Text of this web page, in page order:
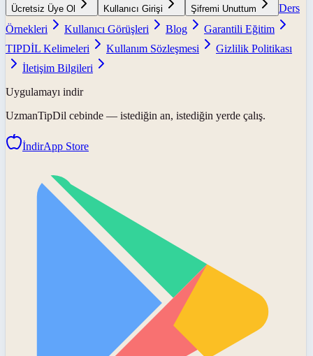
Ücretsiz Üye Ol Kullanıcı Girişi Şifremi Unuttum
Ders
Örnekleri
Kullanıcı Görüşleri Blog
Garantili Eğitim
TIPDİL Kelimeleri
Kullanım Sözleşmesi
Gizlilik Politikası
İletişim Bilgileri
Uygulamayı indir
UzmanTipDil cebinde — istediğin an, istediğin yerde çalış.
İndirApp Store